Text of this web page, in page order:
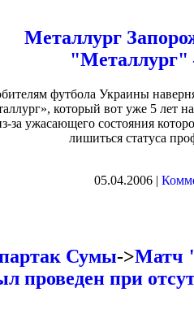
Металлург
"Металлург"
футбола Украины
который вот уже 5 лет
за ужасающего состояния
лишиться статуса
05.04.2006 |
Сумы->Матч
проведен при